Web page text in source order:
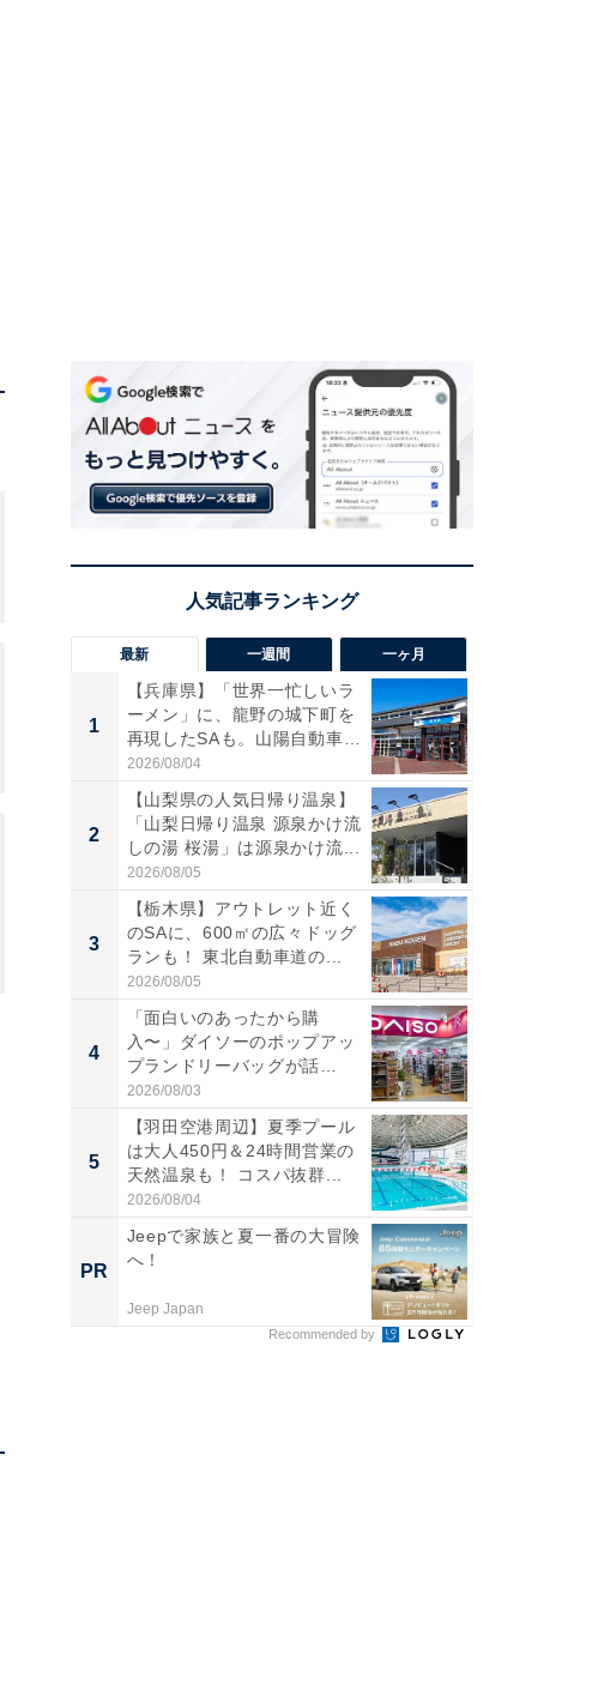
最新 一週間 一ヶ月
1
【兵庫県】「世界一忙しいラ
ーメン」に、龍野の城下町を
再現したSAも。山陽自動車
道...
2026/08/04
2
【山梨県の人気日帰り温泉】
「山梨日帰り温泉 源泉かけ流
しの湯 桜湯」は源泉かけ流...
2026/08/05
3
【栃木県】アウトレット近く
のSAに、600㎡の広々ドッグ
ランも！ 東北自動車道の...
2026/08/05
4
「面白いのあったから購
入〜」ダイソーのポップアッ
プランドリーバッグが話
題。“さま...
2026/08/03
5
【羽田空港周辺】夏季プール
は大人450円＆24時間営業の
天然温泉も！ コスパ抜群...
2026/08/04
PR
Jeepで家族と夏一番の大冒険
へ！
Jeep Japan
Recommended by